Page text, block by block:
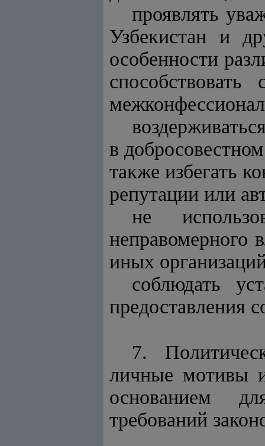
проявлять
Узбекистан и
особенности
в
также избегать
репутации или
не
неправомерного
иных
соблюдать
предоставления
7.
личные мотивы
основанием
требований